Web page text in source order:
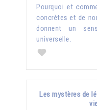
Pourquoi et
concrètes et de
donnent un
universelle.
Les mystères de